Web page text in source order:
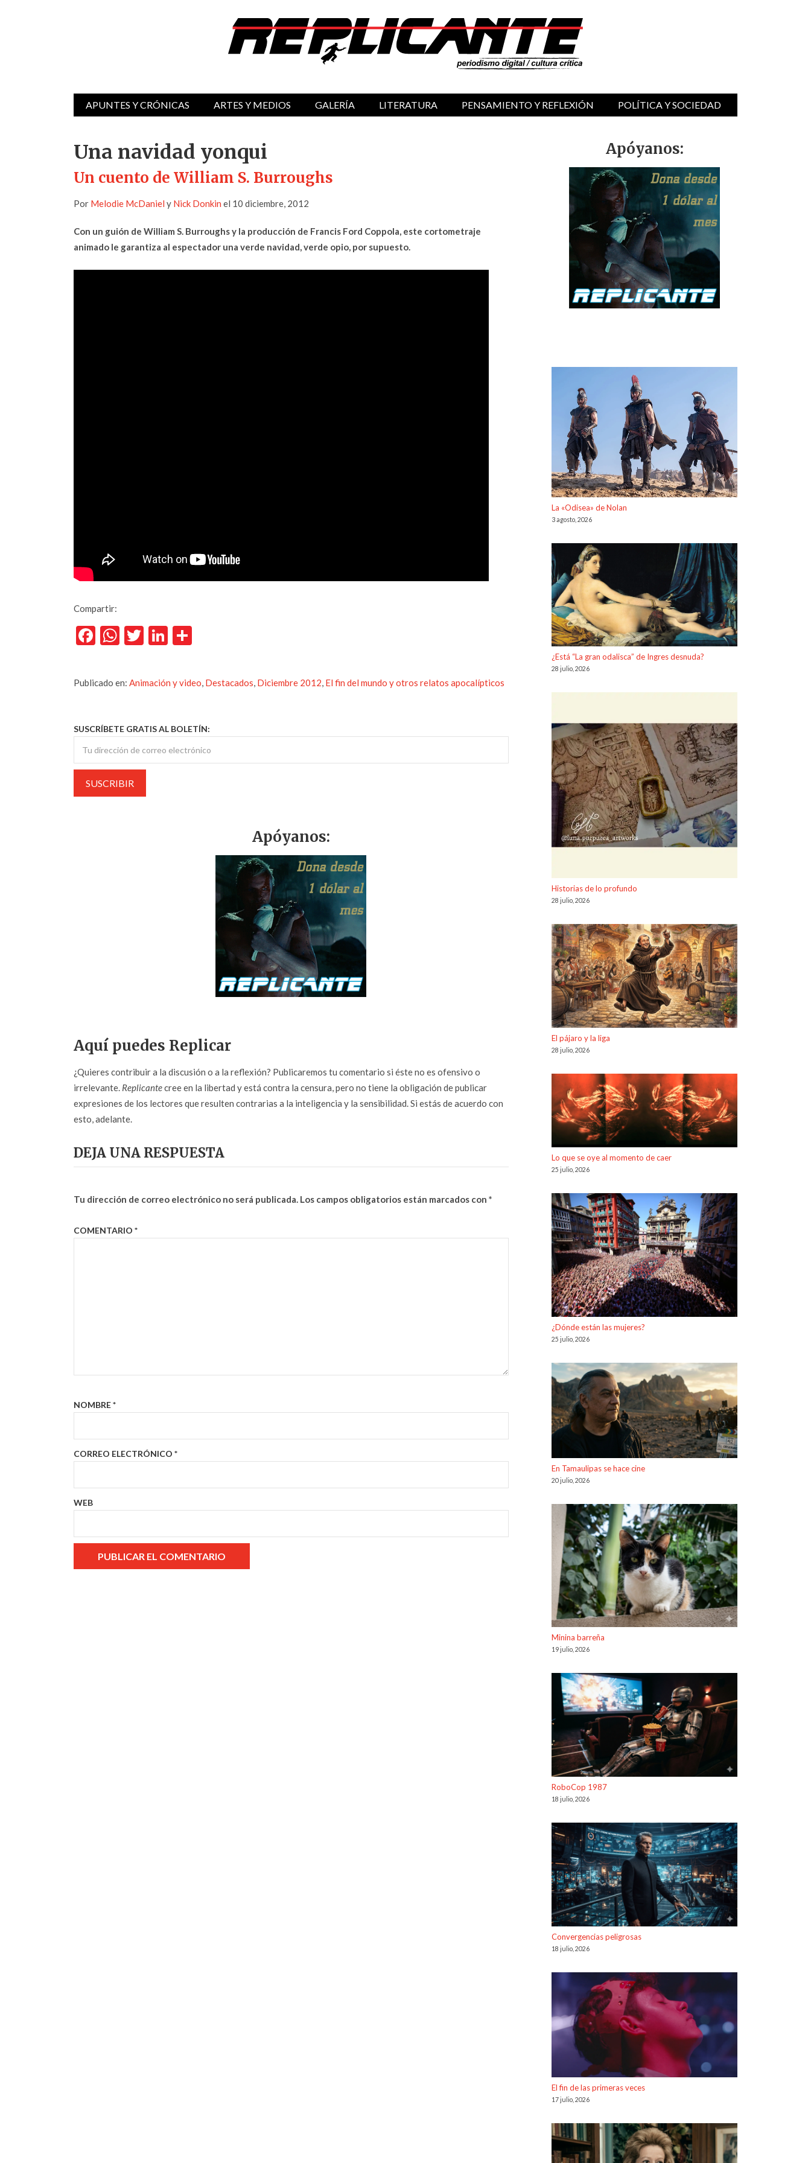
APUNTES Y CRÓNICAS ARTES Y MEDIOS GALERÍA LITERATURA PENSAMIENTO Y REFLEXIÓN POLÍTICA Y SOCIEDAD
Una navidad yonqui
Un cuento de William S. Burroughs
Por Melodie McDaniel y Nick Donkin el 10 diciembre, 2012
Con un guión de William S. Burroughs y la producción de Francis Ford Coppola, este cortometraje
animado le garantiza al espectador una verde navidad, verde opio, por supuesto.
Compartir:
Facebook
WhatsApp
TwitterLinkedIn
Publicado en: Animación y video, Destacados, Diciembre 2012, El fin del mundo y otros relatos apocalípticos
SUSCRÍBETE GRATIS AL BOLETÍN:
Apóyanos:
Aquí puedes Replicar
¿Quieres contribuir a la discusión o a la reflexión? Publicaremos tu comentario si éste no es ofensivo o
irrelevante. Replicantecree en la libertad y está contra la censura, pero no tiene la obligación de publicar
expresiones de los lectores que resulten contrarias a la inteligencia y la sensibilidad. Si estás de acuerdo con
esto, adelante.
DEJA UNA RESPUESTA
Tu dirección de correo electrónico no será publicada. Los campos obligatorios están marcados con *
COMENTARIO *
NOMBRE*
CORREO ELECTRÓNICO *
WEB
Apóyanos:
La «Odisea» de Nolan
3 agosto, 2026
¿Está “La gran odalisca” de Ingres desnuda?
28 julio, 2026
Historias de lo profundo
28 julio, 2026
El pájaro y la liga
28 julio, 2026
Lo que se oye al momento de caer
25 julio, 2026
¿Dónde están las mujeres?
25 julio, 2026
En Tamaulipas se hace cine
20 julio, 2026
Minina barreña
19 julio, 2026
RoboCop 1987
18 julio, 2026
Convergencias peligrosas
18 julio, 2026
El fin de las primeras veces
17 julio, 2026